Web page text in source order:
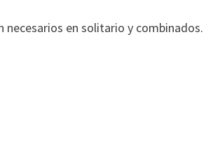
necesarios en solitario y combinados.